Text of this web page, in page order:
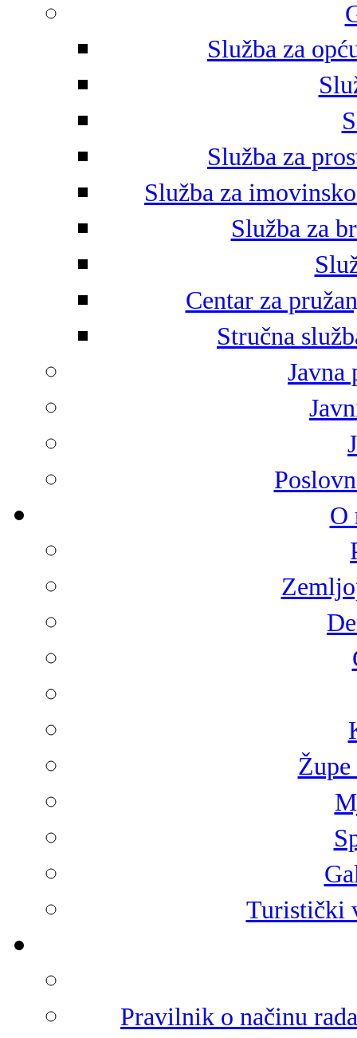
Služba za
Služba za
Služba za
Služba za
Centar za
Stručna
Javna
O
Turistički
Pravilnik o načinu